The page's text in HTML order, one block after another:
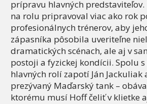
prípravu hlavných
na rolu pripravoval viac ako rok
profesionálnych trénerov, aby
zápasníka pôsobila uveriteľne
dramatických scénach, ale aj v
postoji a fyzickej kondícii. Spolu s
hlavných rolí zapotí Ján Jackuliak
prezývaný Maďarský tank –
ktorému musí Hoff čeliť v klietke